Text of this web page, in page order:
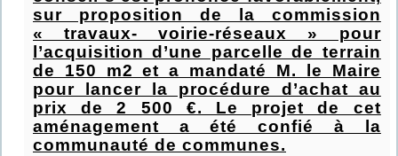
sur proposition de la commission
« travaux- voirie-réseaux » pour
l’acquisition d’une parcelle de terrain
de 150 m2 et a mandaté M. le Maire
pour lancer la procédure d’achat au
prix de 2 500 €. Le projet de cet
aménagement a été confié à la
communauté de communes.